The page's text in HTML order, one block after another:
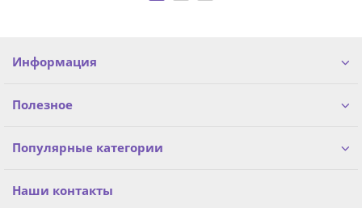
Информация
Полезное
Популярные категории
Наши контакты